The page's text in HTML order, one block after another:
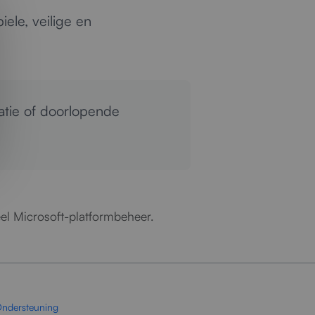
veilige en
of doorlopende
Microsoft-platformbeheer.